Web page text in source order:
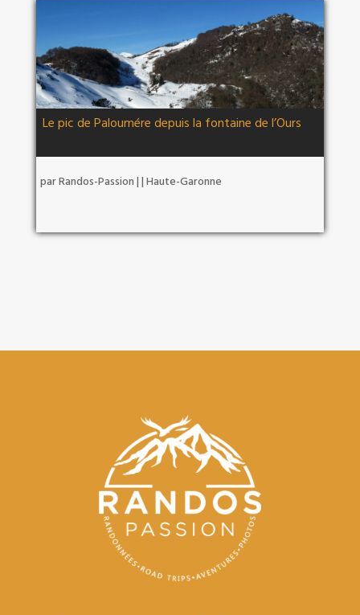
Le pic de Paloumére depuis la fontaine de l’Ours
parRandos-Passion | | Haute-Garonne